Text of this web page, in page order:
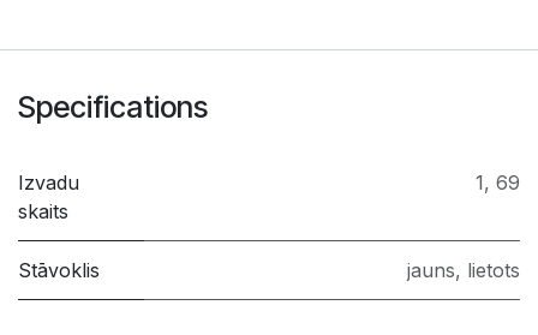
Specifications
Izvadu
skaits
1, 69
Stāvoklis jauns, lietots